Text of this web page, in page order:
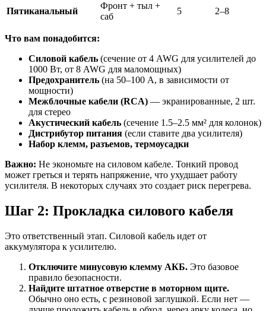
Пятиканальный
Фронт + тыл +
саб
5 2–8
Что вам понадобится:
Силовой кабель (сечение от 4 AWG для усилителей до
1000 Вт, от 8 AWG для маломощных)
Предохранитель (на 50–100 А, в зависимости от
мощности)
Межблочные кабели (RCA) — экранированные, 2 шт.
для стерео
Акустический кабель (сечение 1.5–2.5 мм² для колонок)
Дистрибутор питания (если ставите два усилителя)
Набор клемм, разъемов, термоусадки
Важно: Не экономьте на силовом кабеле. Тонкий провод
может греться и терять напряжение, что ухудшает работу
усилителя. В некоторых случаях это создает риск перегрева.
Шаг 2: Прокладка силового кабеля
Это ответственный этап. Силовой кабель идет от
аккумулятора к усилителю.
Отключите минусовую клемму АКБ. Это базовое
правило безопасности.
Найдите штатное отверстие в моторном щите.
Обычно оно есть, с резиновой заглушкой. Если нет —